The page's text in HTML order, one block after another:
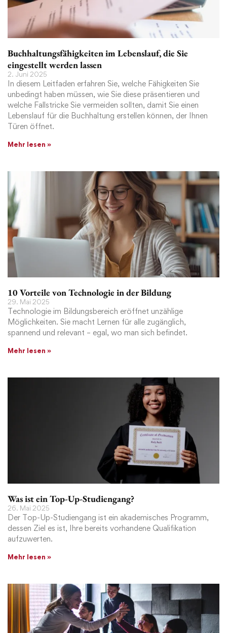
Buchhaltungsfähigkeiten im Lebenslauf, die Sie
eingestellt werden lassen
2. Juni 2025
In diesem Leitfaden erfahren Sie, welche Fähigkeiten Sie
unbedingt haben müssen, wie Sie diese präsentieren und
welche Fallstricke Sie vermeiden sollten, damit Sie einen
Lebenslauf für die Buchhaltung erstellen können, der Ihnen
Türen öffnet.
Mehr lesen »
10 Vorteile von Technologie in der Bildung
29. Mai 2025
Technologie im Bildungsbereich eröffnet unzählige
Möglichkeiten. Sie macht Lernen für alle zugänglich,
spannend und relevant – egal, wo man sich befindet.
Mehr lesen »
Was ist ein Top-Up-Studiengang?
26. Mai 2025
Der Top-Up-Studiengang ist ein akademisches Programm,
dessen Ziel es ist, Ihre bereits vorhandene Qualifikation
aufzuwerten.
Mehr lesen »